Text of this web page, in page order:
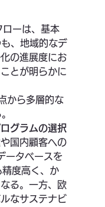
ローは、基本
、地域的なデ
の進展度にお
とが明らかに
から多層的な
グラムの選択
国内顧客への
ータベースを
度高く、か
る。一方、欧
なサステナビ